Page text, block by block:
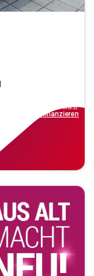
inkl.MwSt.
finanzieren